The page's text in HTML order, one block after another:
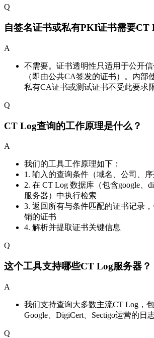
Q
自签名证书或私有PKI证书需要CT
A
不需要。证书透明性只适用于公开
（即由公共CA签发的证书）。内部
私有CA证书或测试证书不受此要求
Q
CT Log查询的工作原理是什么？
A
我们的工具工作原理如下：
1. 输入的查询条件（域名、公司、序
2. 在 CT Log 数据库（包含google、
服务器）中执行检索
3. 返回所有与条件匹配的证书记录
销的证书
4. 解析并提取证书关键信息
Q
这个工具支持哪些CT Log服务器？
A
我们支持查询大多数主流CT Log，
Google、DigiCert、Sectigo运营的日
Q